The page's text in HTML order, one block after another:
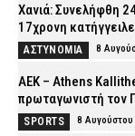
Χανιά: Συνελήφθη
17χρονη
ΑΣΤΥΝΟΜΙΑ 8
ΑΕΚ – Athens
πρωταγωνιστή τον
SPORTS 8